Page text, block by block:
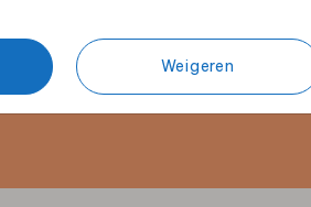
Weigeren